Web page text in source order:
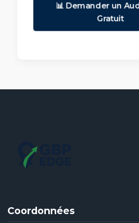
📊 Demander un
Gratuit
Coordonnées